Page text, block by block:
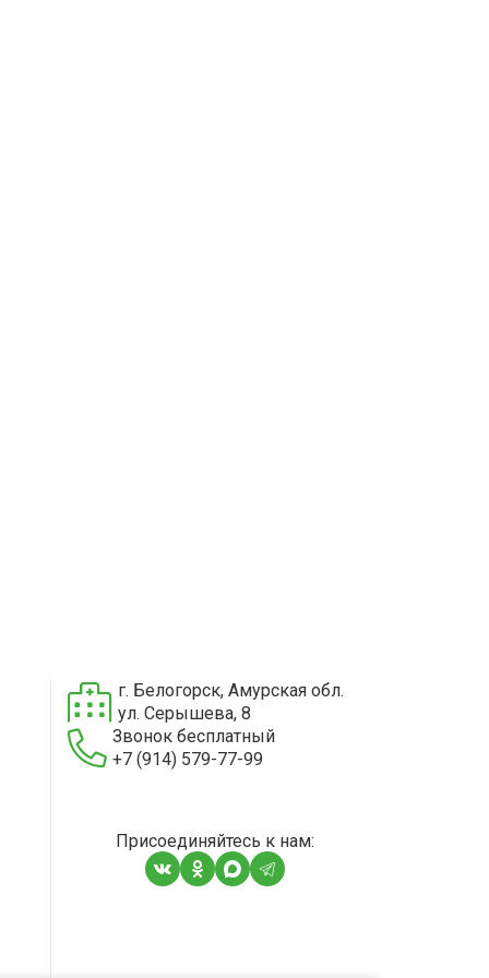
г. Белогорск, Амурская обл.
ул. Серышева, 8
Звонок бесплатный
+7 (914) 579-77-99
Присоединяйтесь к нам: